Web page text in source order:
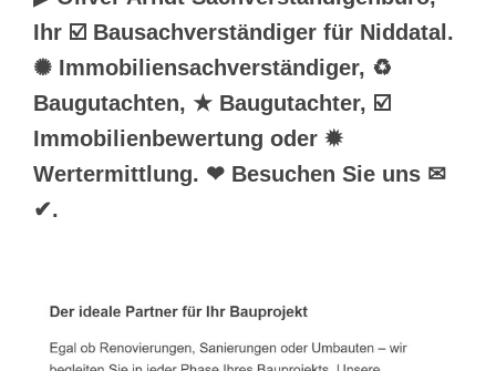
Ihr ☑️ Bausachverständiger für Niddatal.
✺ Immobiliensachverständiger, ♻
Baugutachten, ★ Baugutachter, ☑️
Immobilienbewertung oder ✹
Wertermittlung. ❤ Besuchen Sie uns ✉
✔.